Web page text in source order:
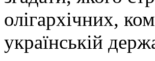
олігархічних,
українській